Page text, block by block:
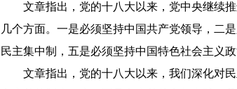
文章指出，党的十八大以来，党中央继续
几个方面。一是必须坚持中国共产党领导，二
民主集中制，五是必须坚持中国特色社会主义
文章指出，党的十八大以来，我们深化对